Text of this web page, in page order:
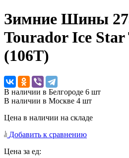
Зимние Шины
Tourador Ice
(106T)
В наличии в Белгороде 6 шт
В наличии в Москве 4 шт
Цена в наличии на складе
Добавить к сравнению
Цена за ед: